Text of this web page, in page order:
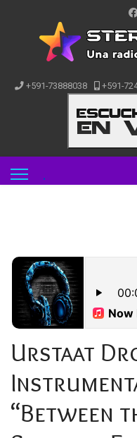
+591-73888038 +591-
.
Urstaat
“Between